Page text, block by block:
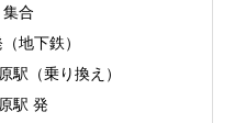
合
地下鉄）
駅（乗り換え）
駅 発